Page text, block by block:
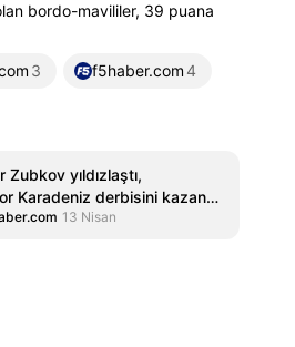
bordo-mavililer, 39 puana
3 f5haber.com4
Zubkov yıldızlaştı,
Karadeniz derbisini kazandı
2 - 0 Çaykur Rizespor |
13 Nisan